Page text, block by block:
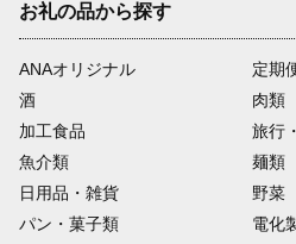
お礼の品から探す
ANAオリジナル
定期
酒
肉類
加工食品
旅行
魚介類
麺類
日用品・雑貨
野菜
パン・菓子類
電化